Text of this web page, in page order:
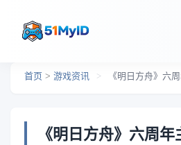
首页 > 游戏资讯 > 《明日方舟》六周年
《明日方舟》六周